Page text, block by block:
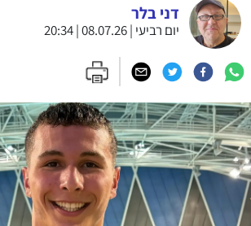
דני בלר
יום רביעי | 08.07.26 | 20:34